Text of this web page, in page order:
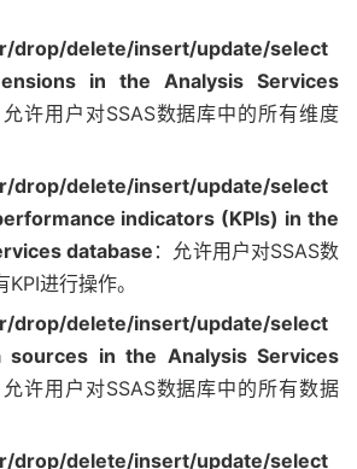
drop/delete/insert/update/select
in the Analysis Services
允许用户对SSAS数据库中的所有维度
drop/delete/insert/update/select
indicators (KPIs) in the
database ：允许用户对SSAS数
进行操作。
drop/delete/insert/update/select
sources in the Analysis Services
允许用户对SSAS数据库中的所有数据
drop/delete/insert/update/select